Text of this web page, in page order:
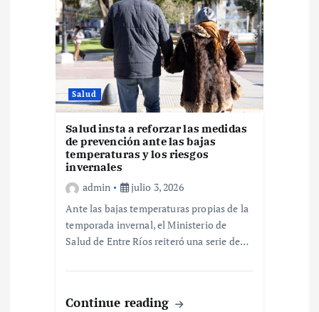
Salud
Salud insta a reforzar las medidas
de prevención ante las bajas
temperaturas y los riesgos
invernales
admin
julio 3, 2026
Ante las bajas temperaturas propias de la
temporada invernal, el Ministerio de
Salud de Entre Ríos reiteró una serie de…
Continue reading